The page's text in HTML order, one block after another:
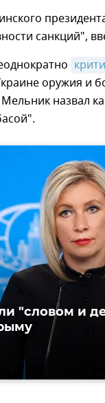
санкций",
оружия и
назвал
"словом и